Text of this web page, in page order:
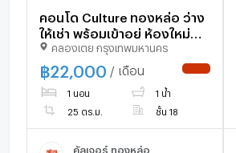
คอนโด Culture ทองหล่อ ว่าง
ให้เช่า พร้อมเข้าอยู่ ห้องใหม่
เฟอร์ใหม่ ไม่เคยมีคนอยู่มาก่อน
!!
คลองเตย กรุงเทพมหานคร
฿22,000 / เดือน
1 นอน 1 น้ำ
25 ตร.ม. ชั้น 18
คัลเจอร์ ทองหล่อ